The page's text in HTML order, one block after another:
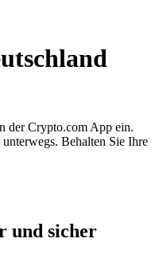
der Crypto.com App ein.
Behalten Sie Ihre
und sicher